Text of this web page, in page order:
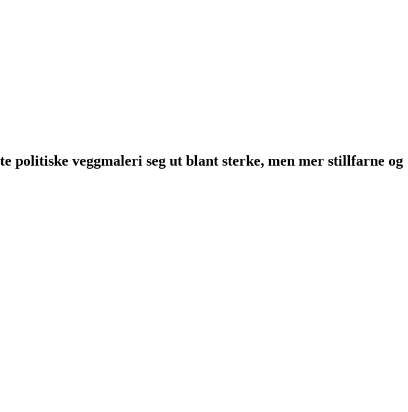
politiske veggmaleri seg ut blant sterke, men mer stillfarne og